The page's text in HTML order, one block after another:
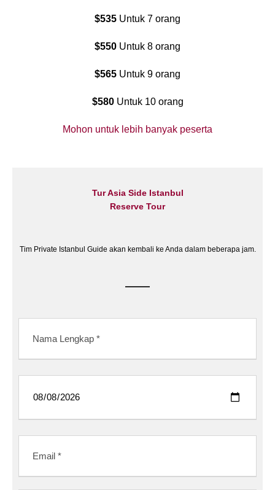
$535 Untuk 7 orang
$550 Untuk 8 orang
$565 Untuk 9 orang
$580Untuk 10 orang
Mohon untuk lebih banyak peserta
Tur Asia Side Istanbul
Reserve Tour
Tim Private Istanbul Guide akan kembali ke Anda dalam beberapa jam.